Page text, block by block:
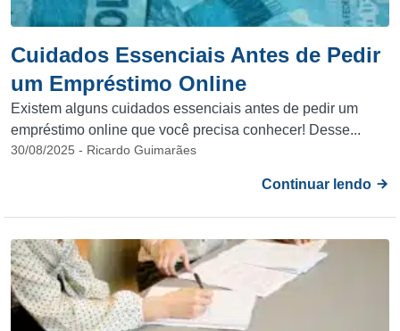
Cuidados Essenciais Antes de Pedir
um Empréstimo Online
Existem alguns cuidados essenciais antes de pedir um
empréstimo online que você precisa conhecer! Desse...
30/08/2025 - Ricardo Guimarães
Continuar lendo